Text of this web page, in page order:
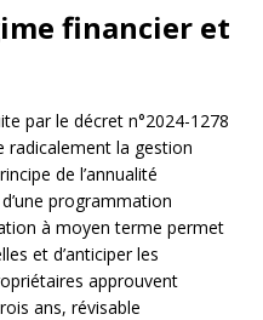
financier et
par le décret n°2024-1278
radicalement la gestion
de l’annualité
programmation
à moyen terme permet
et d’anticiper les
approuvent
ans, révisable